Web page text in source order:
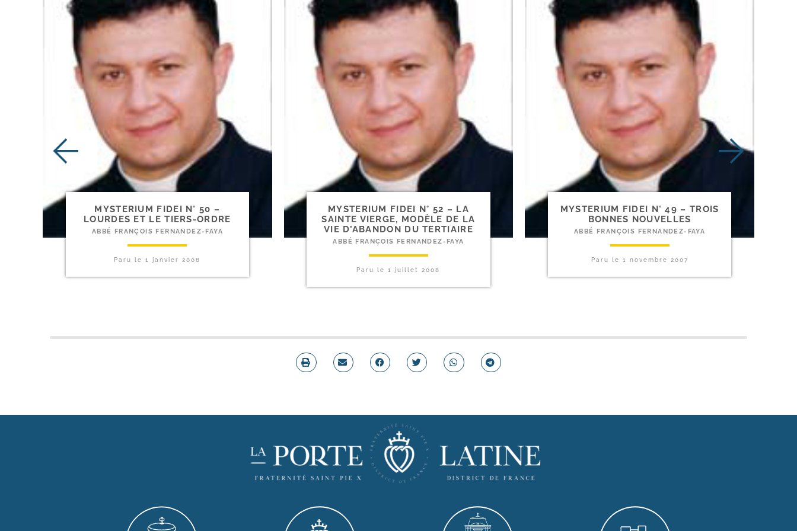
MYSTERIUM FIDEI N° 50 –
LOURDES ET LE TIERS-ORDRE
ABBÉ FRANÇOIS FERNANDEZ-FAYA
Paru le1 janvier 2008
MYSTERIUM FIDEI N° 52 – LA
SAINTE VIERGE, MODÈLE DE LA
VIE D’ABANDON DU TERTIAIRE
ABBÉ FRANÇOIS FERNANDEZ-FAYA
Paru le1 juillet 2008
MYSTERIUM FIDEI N° 49 – TROIS
BONNES NOUVELLES
ABBÉ FRANÇOIS FERNANDEZ-FAYA
Paru le 1 novembre 2007